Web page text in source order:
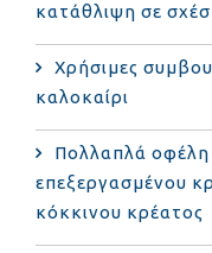
κατάθλιψη σε
Χρήσιμες
καλοκαίρι
Πολλαπλά
επεξεργασμένου
κόκκινου κρέατος